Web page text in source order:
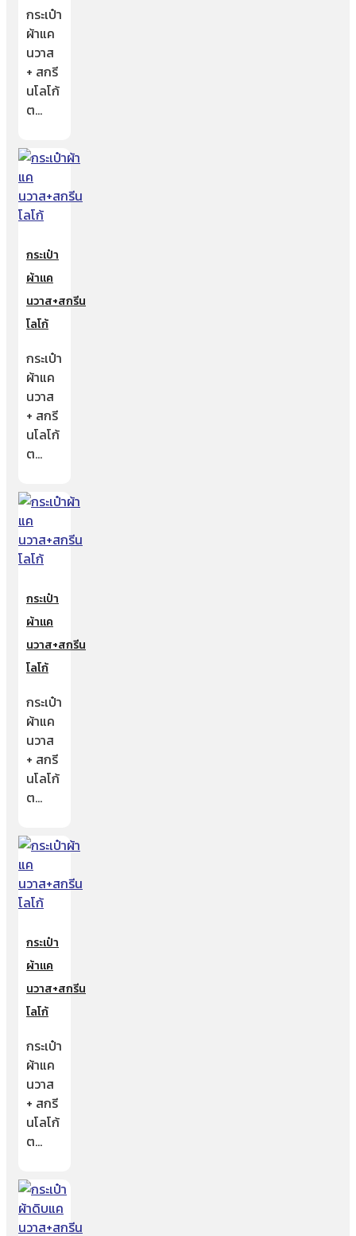
กระเป๋า
ผ้าแค
นวาส
+ สกรี
นโลโก้
ต…
กระเป๋า
ผ้าแค
นวาส+สกรีน
โลโก้
กระเป๋า
ผ้าแค
นวาส
+ สกรี
นโลโก้
ต…
กระเป๋า
ผ้าแค
นวาส+สกรีน
โลโก้
กระเป๋า
ผ้าแค
นวาส
+ สกรี
นโลโก้
ต…
กระเป๋า
ผ้าแค
นวาส+สกรีน
โลโก้
กระเป๋า
ผ้าแค
นวาส
+ สกรี
นโลโก้
ต…